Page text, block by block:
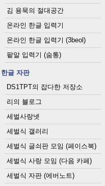
김 용묵의 절대공간
온라인 한글 입력기
온라인 한글 입력기 (3beol)
팥알 입력기 (숨통)
한글 자판
DS1TPT의 잡다한 저장소
리의 블로그
세벌사랑넷
세벌식 갤러리
세벌식 글쇠판 모임 (페이스북)
세벌식 사랑 모임 (다음 카페)
세벌식 자판 (에버노트)